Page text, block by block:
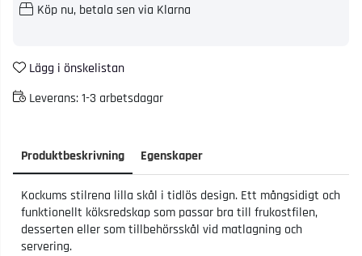
Köp nu, betala sen via Klarna
Lägg i önskelistan
Leverans:1-3 arbetsdagar
Produktbeskrivning Egenskaper
Kockums stilrena lilla skål i tidlös design. Ett mångsidigt och
funktionellt köksredskap som passar bra till frukostfilen,
desserten eller som tillbehörsskål vid matlagning och
servering.